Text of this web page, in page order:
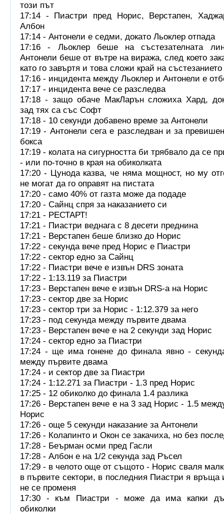
този път
17:14 - Пиастри пред Норис, Верстапен,
Албон
17:14 - Антонели е седми, докато Льоклер отпада
17:16 - Льоклер беше на състезателната
Антонели беше от вътре на виража, след което
като го завъртя и това сложи край на
17:16 - инцидента между Льоклер и Антонели е
17:17 - инцидента вече се разследва
17:18 - защо обаче МакЛарън сложиха Хард,
зад тях са със Софт
17:18 - 10 секунди добавено време за Антонели
17:19 - Антонели сега е разследван и за
бокса
17:19 - колата на сигурността би трябвало да се
- или по-точно в края на обиколката
17:20 - Цунода казва, че няма мощност, но му
не могат да го оправят на пистата
17:20 - само 40% от газта може да подаде
17:20 - Сайнц спря за наказанието си
17:21 - РЕСТАРТ!
17:21 - Пиастри веднага с 8 десети преднина
17:21 - Верстапен беше близко до Норис
17:22 - секунда вече пред Норис е Пиастри
17:22 - сектор едно за Сайнц
17:22 - Пиастри вече е извън DRS зоната
17:22 - 1:13.119 за Пиастри
17:23 - Верстапен вече е извън DRS-а на Норис
17:23 - сектор две за Норис
17:23 - сектор три за Норис - 1:12.379 за него
17:23 - под секунда между първите двама
17:23 - Верстапен вече е на 2 секунди зад Норис
17:24 - сектор едно за Пиастри
17:24 - ще има гонене до финала явно -
между първите двама
17:24 - и сектор две за Пиастри
17:24 - 1:12.271 за Пиастри - 1.3 пред Норис
17:25 - 12 обиколко до финала 1.4 разлика
17:26 - Верстапен вече е на 3 зад Норис - 1.5
Норис
17:26 - още 5 секунди наказание за Антонели
17:26 - Колапинто и Окон се закачиха, но без
17:28 - Беърман осми пред Гасли
17:28 - Албон е на 1/2 секунда зад Ръсел
17:29 - в челото още от същото - Норис сваля
в първите сектори, в последния Пиастри я връща
не се променя
17:30 - към Пиастри - може да има капки
обиколки